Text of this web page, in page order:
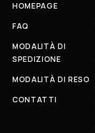
HOMEPAGE
FAQ
MODALITÀ DI
SPEDIZIONE
MODALITÀ DI RESO
CONTATTI